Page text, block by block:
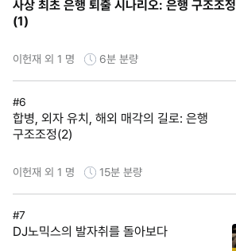
사상 최초 은행 퇴출 시나리오: 은행 구조조정
(1)
이헌재 외 1 명 6분 분량
#6
합병, 외자 유치, 해외 매각의 길로: 은행
구조조정(2)
이헌재 외 1 명 15분 분량
#7
DJ노믹스의 발자취를 돌아보다